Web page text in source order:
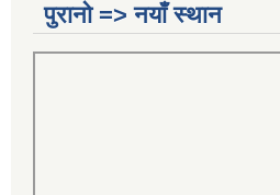
पुरानो => नयाँ स्थान